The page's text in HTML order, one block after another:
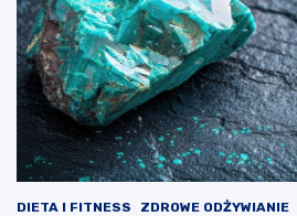
DIETA I FITNESS ZDROWE ODŻYWIANIE